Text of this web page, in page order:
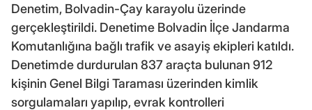
Denetim, Bolvadin-Çay karayolu üzerinde
gerçekleştirildi. Denetime Bolvadin İlçe Jandarma
Komutanlığına bağlı trafik ve asayiş ekipleri katıldı.
Denetimde durdurulan 837 araçta bulunan 912
kişinin Genel Bilgi Taraması üzerinden kimlik
sorgulamaları yapılıp, evrak kontrolleri